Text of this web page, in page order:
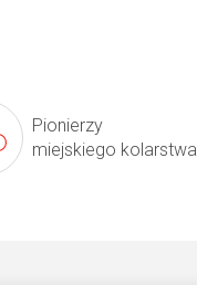
Pionierzy
miejskiego kolarstwa